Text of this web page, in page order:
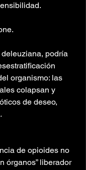
podría
organismo: las
colapsan y
de deseo,
de opioides no
órganos” liberador